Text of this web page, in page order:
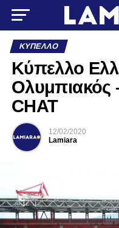
ΚΎΠΕΛΛΟ
Κύπελλο
Ολυμπιακός
CHAT
12/02/2020
Lamiara